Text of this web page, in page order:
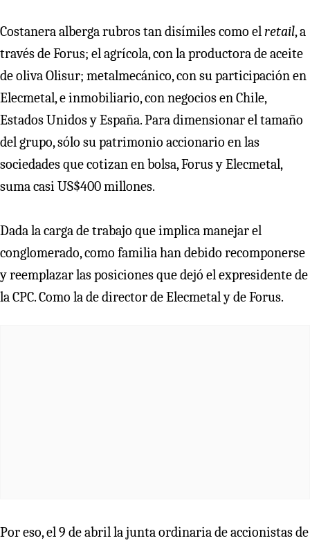
Costanera alberga rubros tan disímiles como elretail, a
través de Forus; el agrícola, con la productora de aceite
de oliva Olisur; metalmecánico, con su participación en
Elecmetal, e inmobiliario, con negocios en Chile,
Estados Unidos y España. Para dimensionar el tamaño
del grupo, sólo su patrimonio accionario en las
sociedades que cotizan en bolsa, Forus y Elecmetal,
suma casi US$400 millones.
Dada la carga de trabajo que implica manejar el
conglomerado, como familia han debido recomponerse
y reemplazar las posiciones que dejó el expresidente de
la CPC. Como la de director de Elecmetal y de Forus.
Por eso, el 9 de abril la junta ordinaria de accionistas de